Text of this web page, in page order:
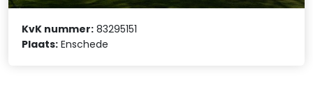
KvK nummer: 83295151
Plaats: Enschede